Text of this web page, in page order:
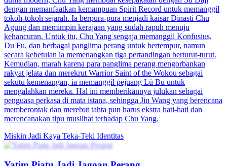
dengan memanfaatkan kemampuan Spirit Record untuk memanggil
tokoh-tokoh sejarah. Ia berpura-pura menjadi kaisar Dinasti Chu
Agung dan memimpin kerajaan yang sudah rapuh menuju
kehancuran. Untuk itu, Chu Yang sengaja memanggil Konfusius,
Du Fu, dan berbagai panglima perang untuk bertempur, namun
secara kebetulan ia memenangkan tiga pertandingan berturut-turut.
Kemudian, marah karena para panglima perang mengorbankan
rakyat jelata dan merekrut Warrior Saint of the Wokou sebagai
sekutu kemenangan, ia memanggil pejuang Lü Bu untuk
mengalahkan mereka. Hal ini memberikannya julukan sebagai
penguasa perkasa di mata istana, sehingga Jin Wang yang berencana
memberontak dan merebut tahta pun harus ekstra hati-hati dan
merencanakan tipu muslihat terhadap Chu Yang.
Miskin Jadi Kaya Teka-Teki Identitas